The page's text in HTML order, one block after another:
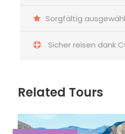
Sorgfältig
Sicher reisen dank
Related Tours